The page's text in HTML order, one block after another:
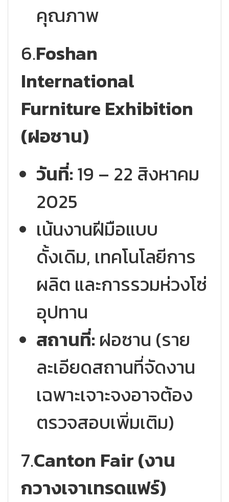
คุณภาพ
6.Foshan
International
Furniture Exhibition
(ฝอซาน)
วันที่:19 – 22 สิงหาคม
2025
เน้นงานฝีมือแบบ
ดั้งเดิม, เทคโนโลยีการ
ผลิต และการรวมห่วงโซ่
อุปทาน
สถานที่: ฝอซาน (ราย
ละเอียดสถานที่จัดงาน
เฉพาะเจาะจงอาจต้อง
ตรวจสอบเพิ่มเติม)
7.Canton Fair (งาน
กวางเจาเทรดแฟร์)